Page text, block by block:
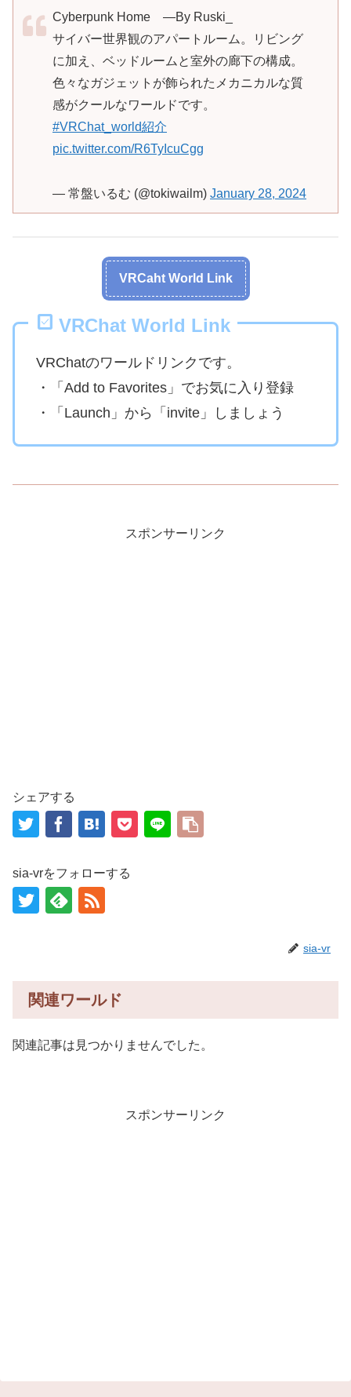
Cyberpunk Home ―By Ruski_
サイバー世界観のアパートルーム。リビング
に加え、ベッドルームと室外の廊下の構成。
色々なガジェットが飾られたメカニカルな質
感がクールなワールドです。
#VRChat_world紹介
pic.twitter.com/R6TyIcuCgg
— 常盤いるむ (@tokiwailm) January 28, 2024
VRCaht World Link
VRChat World Link
VRChatのワールドリンクです。
・「Add to Favorites」でお気に入り登録
・「Launch」から「invite」しましょう
スポンサーリンク
シェアする
sia-vrをフォローする
sia-vr
関連ワールド
関連記事は見つかりませんでした。
スポンサーリンク